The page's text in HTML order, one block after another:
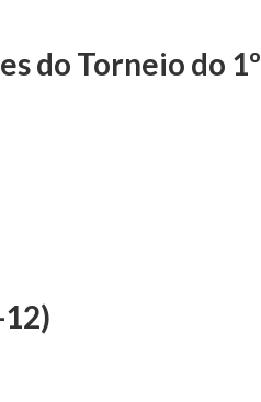
do Torneio do 1º
12)